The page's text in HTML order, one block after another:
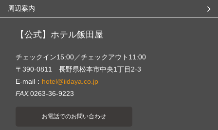
周辺案内
【公式】ホテル飯田屋
チェックイン15:00／チェックアウト11:00
〒390-0811 長野県松本市中央1丁目2-3
E-mail： hotel@iidaya.co.jp
FAX.0263-36-9223
お電話でのお問い合わせ